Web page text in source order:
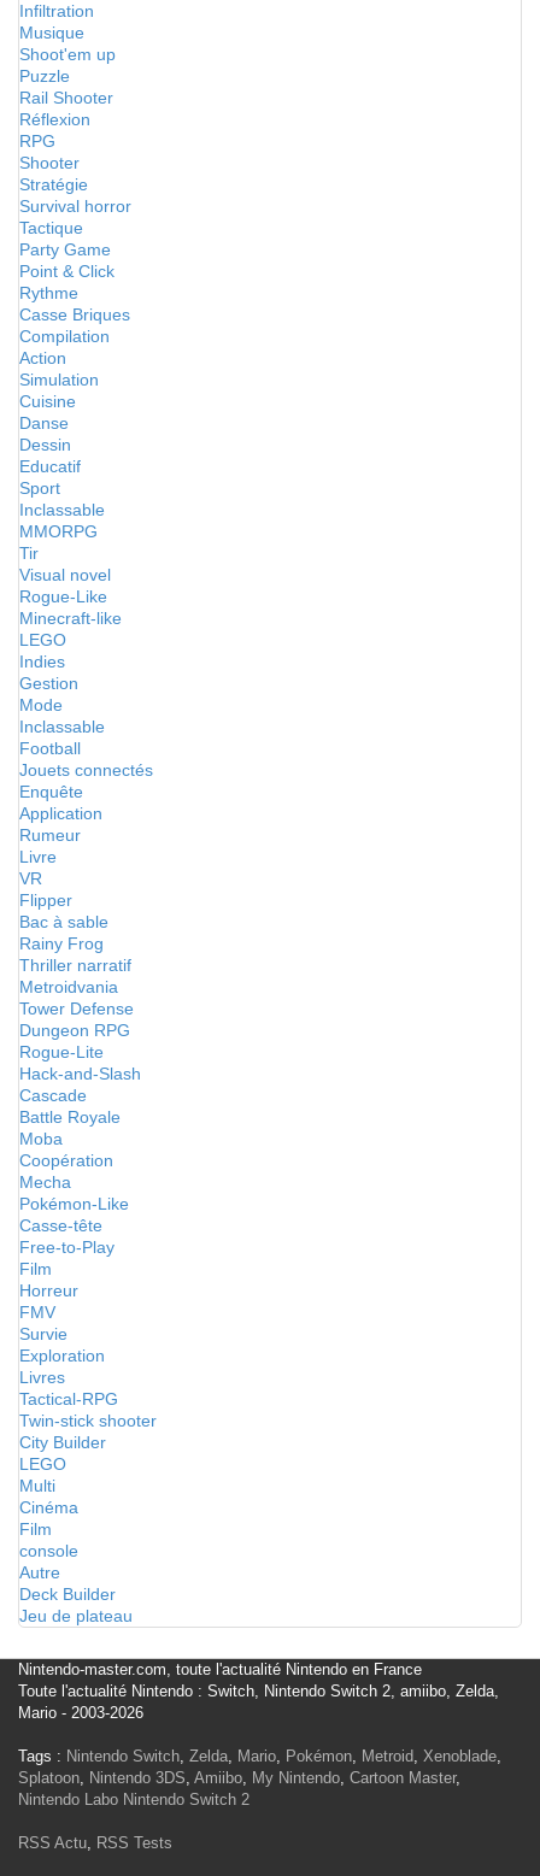
Infiltration
Musique
Shoot'em up
Puzzle
Rail Shooter
Réflexion
RPG
Shooter
Stratégie
Survival horror
Tactique
Party Game
Point & Click
Rythme
Casse Briques
Compilation
Action
Simulation
Cuisine
Danse
Dessin
Educatif
Sport
Inclassable
MMORPG
Tir
Visual novel
Rogue-Like
Minecraft-like
LEGO
Indies
Gestion
Mode
Inclassable
Football
Jouets connectés
Enquête
Application
Rumeur
Livre
VR
Flipper
Bac à sable
Rainy Frog
Thriller narratif
Metroidvania
Tower Defense
Dungeon RPG
Rogue-Lite
Hack-and-Slash
Cascade
Battle Royale
Moba
Coopération
Mecha
Pokémon-Like
Casse-tête
Free-to-Play
Film
Horreur
FMV
Survie
Exploration
Livres
Tactical-RPG
Twin-stick shooter
City Builder
LEGO
Multi
Cinéma
Film
console
Autre
Deck Builder
Jeu de plateau
Nintendo-master.com, toute l'actualité Nintendo en France
Toute l'actualité Nintendo : Switch, Nintendo Switch 2, amiibo, Zelda,
Mario - 2003-2026
Tags : Nintendo Switch, Zelda, Mario, Pokémon, Metroid, Xenoblade,
Splatoon, Nintendo 3DS, Amiibo, My Nintendo, Cartoon Master,
Nintendo Labo Nintendo Switch 2
RSS Actu, RSS Tests